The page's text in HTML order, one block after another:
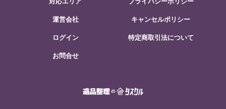
運営会社
ログイン
お問合せ
キャンセルポリシー
特定商取引法について